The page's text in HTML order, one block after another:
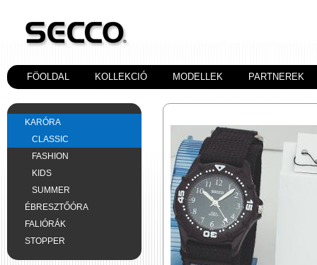
FÖOLDAL KOLLEKCIÓ MODELLEK PARTNEREK
KARÓRA
CLASSIC
FASHION
KIDS
SUMMER
ÉBRESZTŐÓRA
FALIÓRÁK
STOPPER